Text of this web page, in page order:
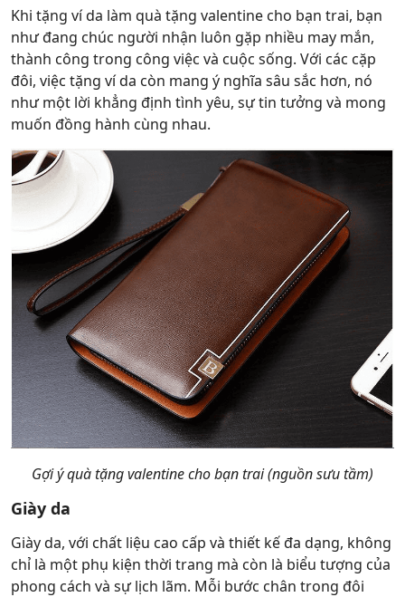
Khi tặng ví da làm quà tặng valentine cho bạn trai, bạn
như đang chúc người nhận luôn gặp nhiều may mắn,
thành công trong công việc và cuộc sống. Với các cặp
đôi, việc tặng ví da còn mang ý nghĩa sâu sắc hơn, nó
như một lời khẳng định tình yêu, sự tin tưởng và mong
muốn đồng hành cùng nhau.
Gợi ý quà tặng valentine cho bạn trai (nguồn sưu tầm)
Giày da
Giày da, với chất liệu cao cấp và thiết kế đa dạng, không
chỉ là một phụ kiện thời trang mà còn là biểu tượng của
phong cách và sự lịch lãm. Mỗi bước chân trong đôi